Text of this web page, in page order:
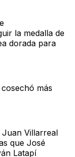
la medalla de
dorada para
más
Villarreal
que José
Latapí